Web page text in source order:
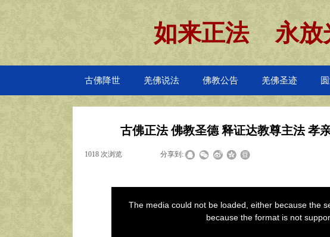
古佛降世 羌佛说法 佛教公告 羌佛圣迹
如来正法 永放
古佛正法 佛教圣德 释证达教尊主法 孝
1018 次浏览 分享到: